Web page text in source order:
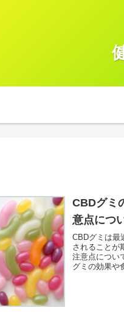
CBDグミ
意点につ
CBDグミは最
されることが
注意点につい
グミの効果や